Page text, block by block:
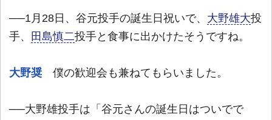
──1月28日、谷元投手の誕生日祝いで、 大野雄大投
手、
田島慎二投手と食事に出かけたそうですね。
大野奨 僕の歓迎会も兼ねてもらいました。
──大野雄投手は「谷元さんの誕生日はついでで